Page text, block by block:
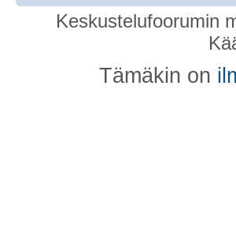
Keskustelufoorumin
Tämäkin on